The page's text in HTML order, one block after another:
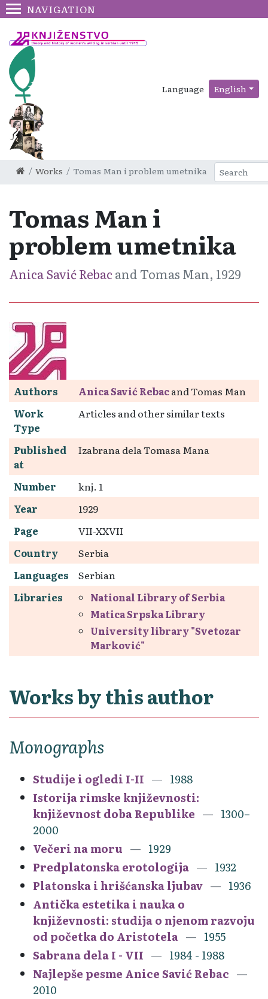
NAVIGATION
Language English
Works Tomas Man i problem umetnika
Tomas Man i
problem umetnika
Anica Savić Rebac and Tomas Man, 1929
Authors Anica Savić Rebacand Tomas Man
Work
Type
Articles and other similar texts
Published
at
Izabrana dela Tomasa Mana
Number
knj. 1
Year
1929
Page
VII-XXVII
Country
Serbia
Languages
Serbian
Libraries
National Library of Serbia
Matica Srpska Library
University library "Svetozar
Marković"
Works by this author
Monographs
Studije i ogledi I-II
1988
Istorija rimske književnosti:
književnost doba Republike
1300–
2000
Večeri na moru
1929
Predplatonska erotologija
1932
Platonska i hrišćanska ljubav
1936
Antička estetika i nauka o
književnosti: studija o njenom razvoju
od početka do Aristotela
1955
Sabrana dela I - VII
1984 - 1988
Najlepše pesme Anice Savić Rebac
2010